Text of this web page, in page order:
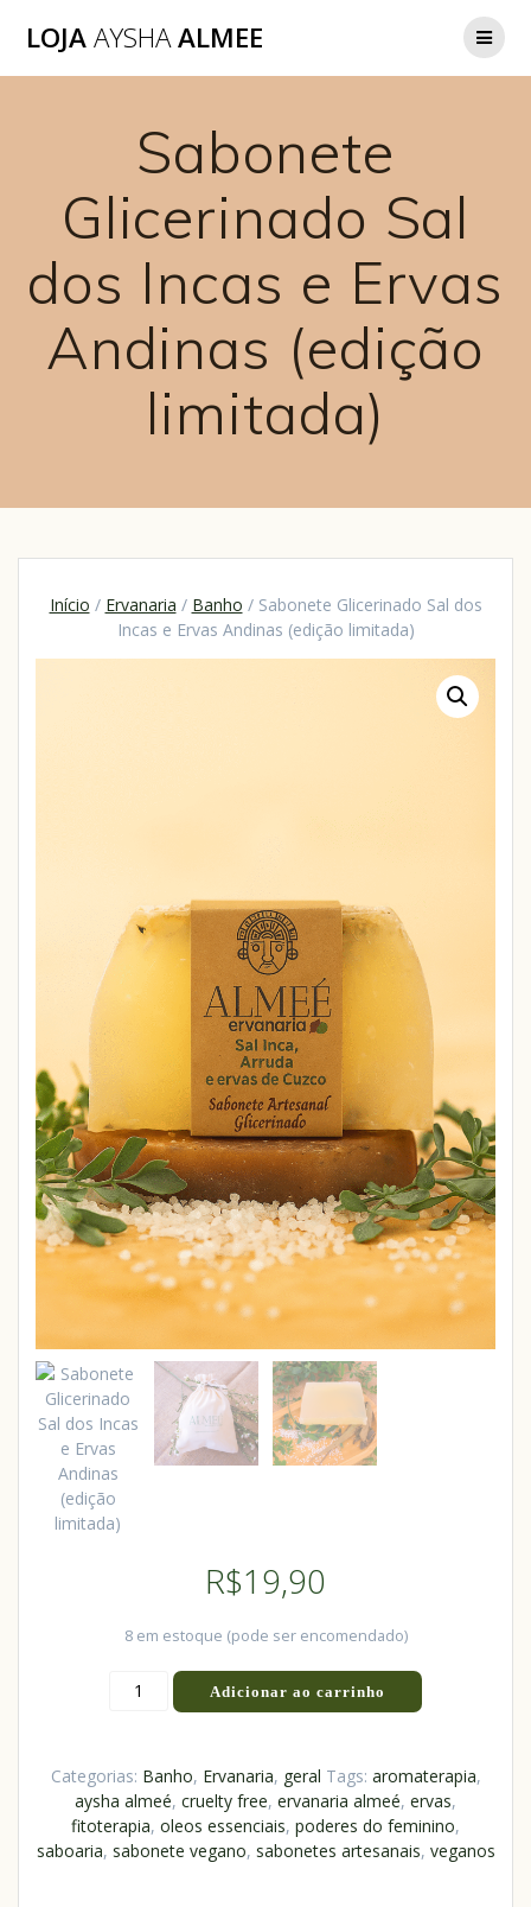
LOJAAYSHAALMEE
Sabonete
Glicerinado Sal
dos Incas e Ervas
Andinas (edição
limitada)
Início / Ervanaria / Banho / Sabonete Glicerinado Sal dos
Incas e Ervas Andinas (edição limitada)
R$19,90
8 em estoque (pode ser encomendado)
Adicionar ao carrinho
Categorias: Banho, Ervanaria, geral Tags: aromaterapia,
aysha almeé, cruelty free, ervanaria almeé, ervas,
fitoterapia, oleos essenciais, poderes do feminino,
saboaria, sabonete vegano, sabonetes artesanais, veganos